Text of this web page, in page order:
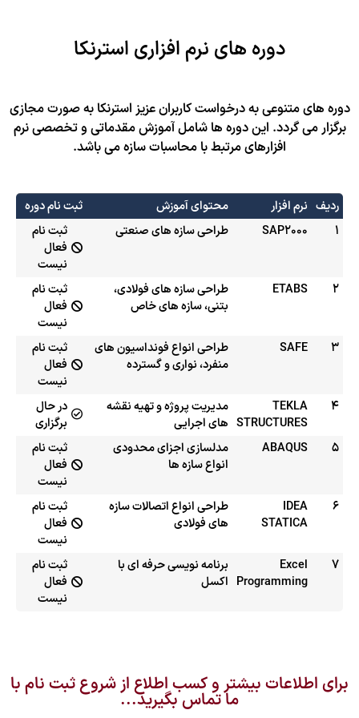
دوره های نرم افزاری استرنکا
دوره های متنوعی به درخواست کاربران عزیز استرنکا به صورت مجازی
برگزار می گردد. این دوره ها شامل آموزش مقدماتی و تخصصی نرم
افزارهای مرتبط با محاسبات سازه می باشد.
ردیف نرم افزار محتوای آموزش
ثبت نام دوره
1
SAP2000 طراحی سازه های صنعتی
ثبت نام
فعال
نیست
2
ETABS
طراحی سازه های فولادی،
بتنی، سازه های خاص
ثبت نام
فعال
نیست
3
SAFE
طراحی انواع فونداسیون های
منفرد، نواری و گسترده
ثبت نام
فعال
نیست
4
TEKLA
STRUCTURES
مدیریت پروژه و تهیه نقشه
های اجرایی
در حال
برگزاری
5
ABAQUS
مدلسازی اجزای محدودی
انواع سازه ها
ثبت نام
فعال
نیست
6
IDEA
STATICA
طراحی انواع اتصالات سازه
های فولادی
ثبت نام
فعال
نیست
7
Excel
Programming
برنامه نویسی حرفه ای با
اکسل
ثبت نام
فعال
نیست
برای اطلاعات بیشتر و کسب اطلاع از شروع ثبت نام با
ما تماس بگیرید...